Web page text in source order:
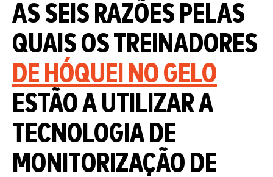
AS SEIS RAZÕES PELAS
QUAIS OS TREINADORES
DE HÓQUEI NO GELO
ESTÃO A UTILIZAR A
TECNOLOGIA DE
MONITORIZAÇÃO DE